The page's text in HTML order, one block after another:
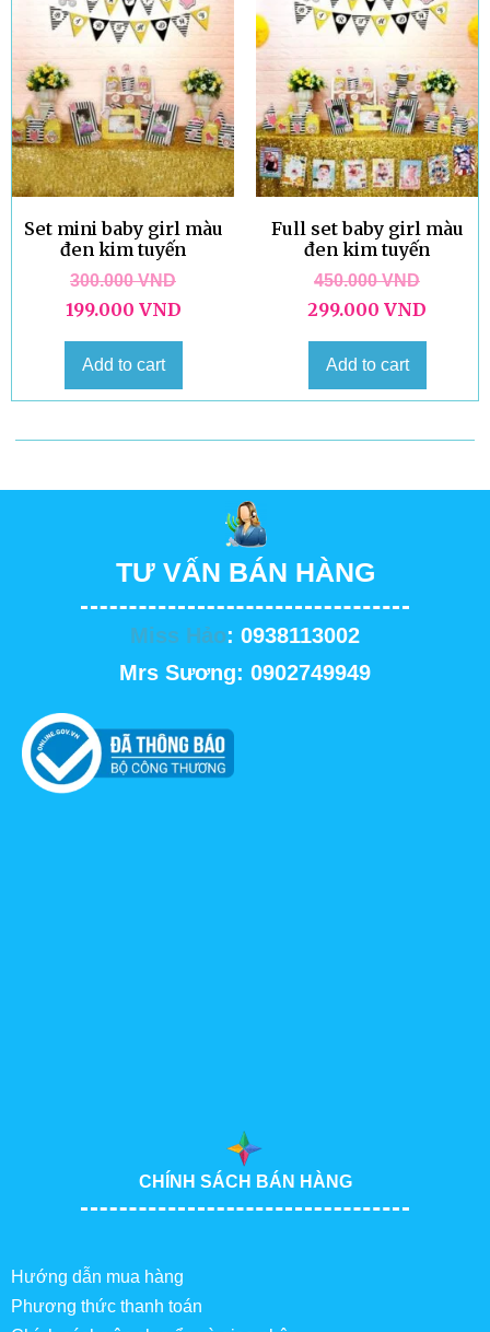
Set mini baby girl màu
đen kim tuyến
300.000VND
199.000 VND
Add to cart
Full set baby girl màu
đen kim tuyến
450.000VND
299.000 VND
Add to cart
TƯ VẤN BÁN HÀNG
Miss Hảo: 0938113002
Mrs Sương: 0902749949
CHÍNH SÁCH BÁN HÀNG
Hướng dẫn mua hàng
Phương thức thanh toán